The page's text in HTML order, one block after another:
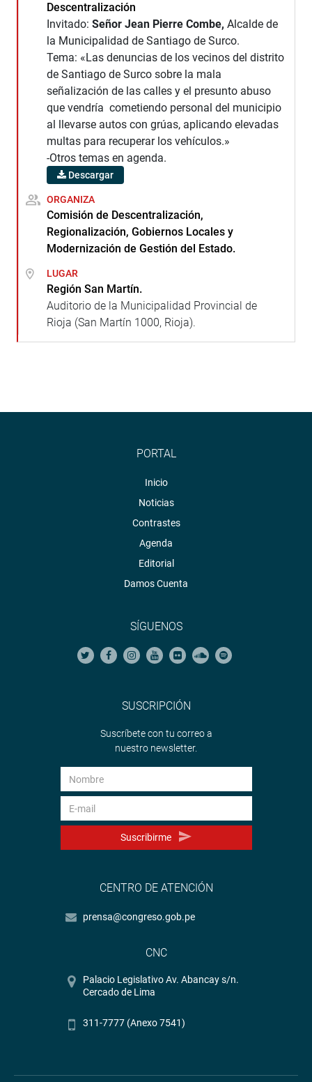
Descentralización
Invitado: Señor Jean Pierre Combe, Alcalde de
la Municipalidad de Santiago de Surco.
Tema: «Las denuncias de los vecinos del distrito
de Santiago de Surco sobre la mala
señalización de las calles y el presunto abuso
que vendría cometiendo personal del municipio
al llevarse autos con grúas, aplicando elevadas
multas para recuperar los vehículos.»
-Otros temas en agenda.
Descargar
ORGANIZA
Comisión de Descentralización,
Regionalización, Gobiernos Locales y
Modernización de Gestión del Estado.
LUGAR
Región San Martín.
Auditorio de la Municipalidad Provincial de
Rioja (San Martín 1000, Rioja).
PORTAL
Inicio
Noticias
Contrastes
Agenda
Editorial
Damos Cuenta
SÍGUENOS
SUSCRIPCIÓN
Suscríbete con tu correo a
nuestro newsletter.
Suscribirme
CENTRO DE ATENCIÓN
prensa@congreso.gob.pe
CNC
Palacio Legislativo Av. Abancay s/n.
Cercado de Lima
311-7777 (Anexo 7541)